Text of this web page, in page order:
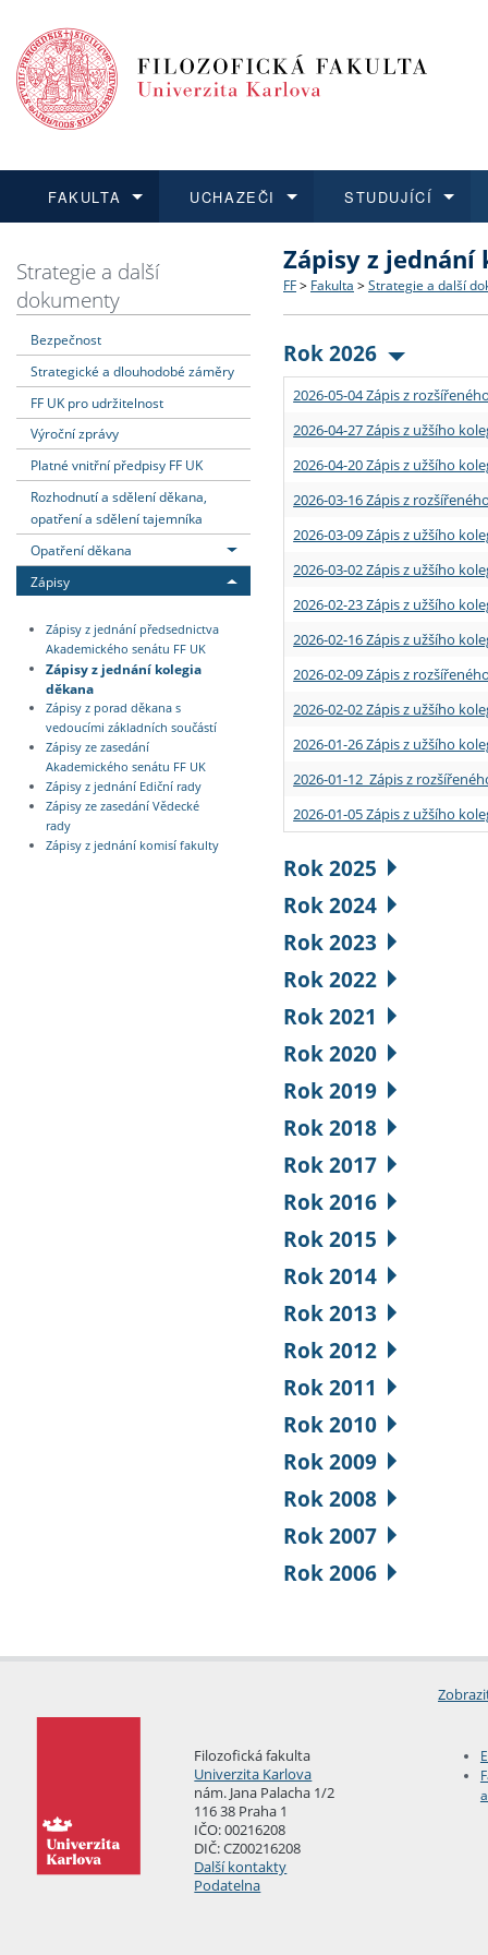
FAKULTA
Dozvědět se více
Struktura a historie
Strategie a další
Podpora a benefity pro
Absolventi fakulty
UCHAZEČI
Podat přihlášku
Co studovat a jak se
Učitelské studijní
Informace k průběhu
STUDUJÍCÍ
Dozvědět se více
Bakalářské a magisterské
Doktorské studium
Rigorózní řízení
Dozvědět se více
O vědě a výzkumu na FF
Akademické kvalifikace
Granty a projekty
Dozvědět se více
Aktuální nabídky a
Vyjíždějící studenti
Přijíždějící studenti
Vyjíždějící zaměstnanci
Strategie a další
dokumenty
Bezpečnost
Strategické a dlouhodobé záměry
FF UK pro udržitelnost
Výroční zprávy
Platné vnitřní předpisy FF UK
Rozhodnutí a sdělení děkana,
opatření a sdělení tajemníka
Opatření děkana
Zápisy
Zápisy z jednání předsednictva
Akademického senátu FF UK
Zápisy z jednání kolegia
děkana
Zápisy z porad děkana s
vedoucími základních součástí
Zápisy ze zasedání
Akademického senátu FF UK
Zápisy z jednání Ediční rady
Zápisy ze zasedání Vědecké
rady
Zápisy z jednání komisí fakulty
Zápisy z jednání
FF > Fakulta > Strategie a další
Rok 2026
2026-05-04 Zápis z
2026-04-27 Zápis z užšího
2026-04-20 Zápis z užšího
2026-03-16 Zápis z
2026-03-09 Zápis z užšího
2026-03-02 Zápis z užšího
2026-02-23 Zápis z užšího
2026-02-16 Zápis z užšího
2026-02-09 Zápis z
2026-02-02 Zápis z užšího
2026-01-26 Zápis z užšího
2026-01-12 Zápis z
2026-01-05 Zápis z užšího
Rok 2025
Rok 2024
Rok 2023
Rok 2022
Rok 2021
Rok 2020
Rok 2019
Rok 2018
Rok 2017
Rok 2016
Rok 2015
Rok 2014
Rok 2013
Rok 2012
Rok 2011
Rok 2010
Rok 2009
Rok 2008
Rok 2007
Rok 2006
Filozofická fakulta
Univerzita Karlova
nám. Jana Palacha 1/2
116 38 Praha 1
IČO: 00216208
DIČ: CZ00216208
Další kontakty
Podatelna